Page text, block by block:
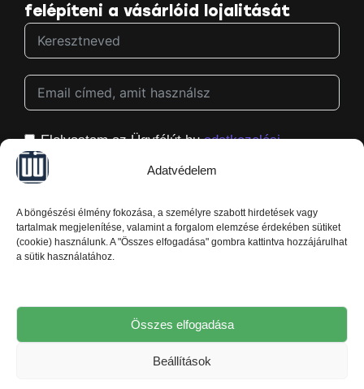
Adatvédelem
A böngészési élmény fokozása, a személyre szabott hirdetések vagy
tartalmak megjelenítése, valamint a forgalom elemzése érdekében sütiket
(cookie) használunk. A "Összes elfogadása" gombra kattintva hozzájárulhat
a sütik használatához.
Összes elfogadása
Beállítások
felépíteni a vásárlóid lojalitását
Elolvastam az Ügyfélút.huadatkezelési
tájékoztatóját
megkapjam a Ügyfélút.hu hírleveleit, és azt is
tudom, hogy bármikor könnyedén le tudok róluk
iratkozni.